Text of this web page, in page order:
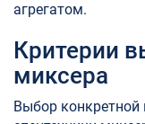
агрегатом.
Критерии
миксера
Выбор